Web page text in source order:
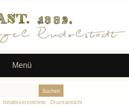
Menü
Inhaltsverzeichnis Druckansicht